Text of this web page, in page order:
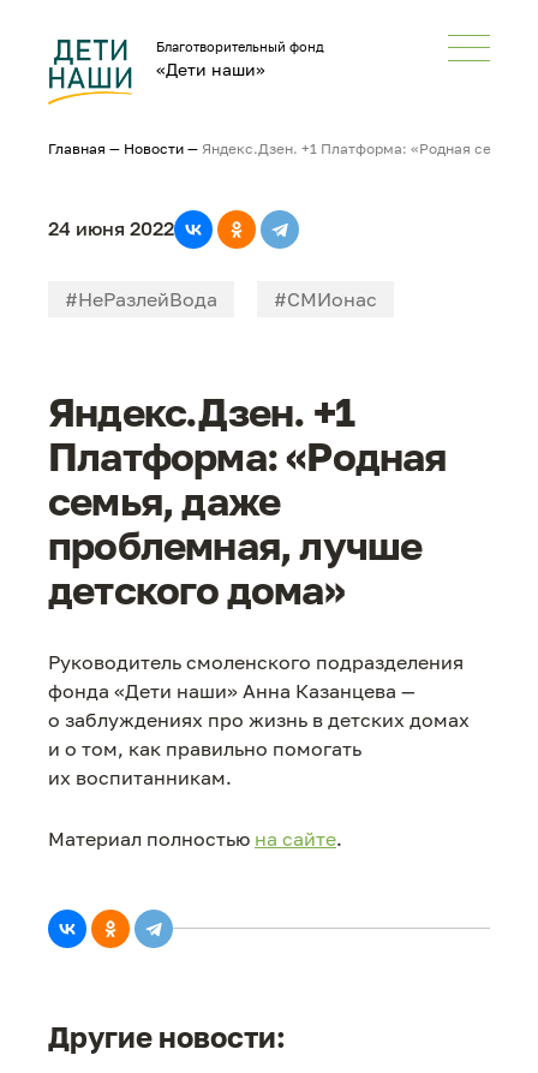
Благотворительный фонд
«Дети наши»
Главная — Новости — Яндекс.Дзен. +1 Платформа: «Родная семья,
24 июня 2022
#НеРазлейВода #СМИонас
Яндекс.Дзен. +1
Платформа: «Родная
семья, даже
проблемная, лучше
детского дома»
Руководитель смоленского подразделения
фонда «Дети наши» Анна Казанцева —
о заблуждениях про жизнь в детских домах
и о том, как правильно помогать
их воспитанникам.
Материал полностью на сайте.
Другие новости: